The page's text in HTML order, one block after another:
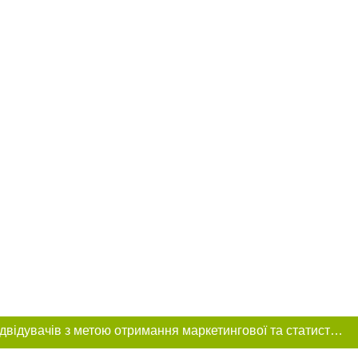
Цей сайт використовує «cookies». Також веб-сайт використовує інтернет-сервіс для збору технічних даних стосовно відвідувачів з метою отримання маркетингової та статистичної інформації. Умови обробки даних відвідувачів сайту див.